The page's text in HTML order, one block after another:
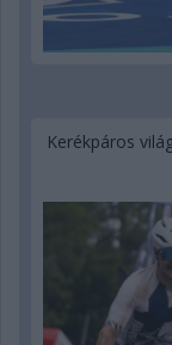
Kerékpáros